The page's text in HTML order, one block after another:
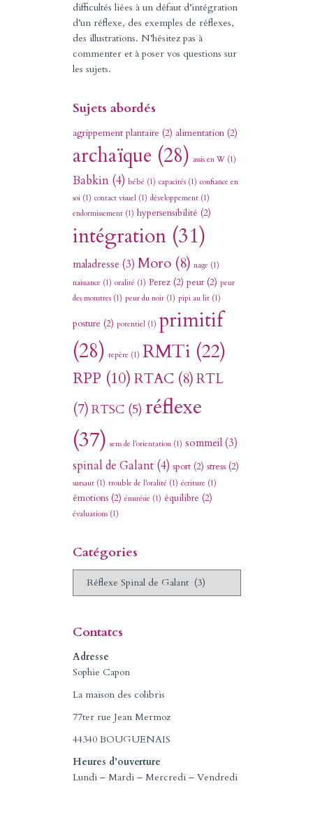
difficultés liées à un défaut d’intégration
d’un réflexe, des exemples de réflexes,
des illustrations. N’hésitez pas à
commenter et à poser vos questions sur
les sujets.
Sujets abordés
agrippement plantaire (2) alimentation(2)
archaïque (28) assis en W(1)
Babkin(4) bébé (1) capacités(1) confiance en
soi(1) contact visuel(1) développement(1)
endormissement(1) hypersensibilité (2)
intégration(31)
maladresse (3) Moro(8) nage (1)
naissance (1) oralité (1) Perez(2) peur(2) peur
des monstres(1) peur du noir(1) pipi au lit(1)
posture (2) potentiel(1) primitif
(28) repère (1) RMTi (22)
RPP (10) RTAC(8)RTL
(7) RTSC(5) réflexe
(37) sens de l'orientation(1) sommeil(3)
spinal de Galant(4) sport(2) stress(2)
sursaut(1) trouble de l'oralité (1) écriture (1)
émotions(2) énurésie (1) équilibre (2)
évaluations(1)
Catégories
g
o
r
e
s
Contatcs
Adresse
Sophie Capon
La maison des colibris
77ter rue Jean Mermoz
44340 BOUGUENAIS
Heures d’ouverture
Lundi – Mardi – Mercredi – Vendredi